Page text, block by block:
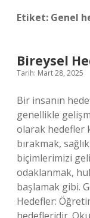
Etiket: Genel
Bireysel
Tarih: Mart 28, 2025
Bir insanın
genellikle
olarak hedefler
bırakmak,
biçimlerimizi
odaklanmak,
başlamak gibi.
Hedefler: